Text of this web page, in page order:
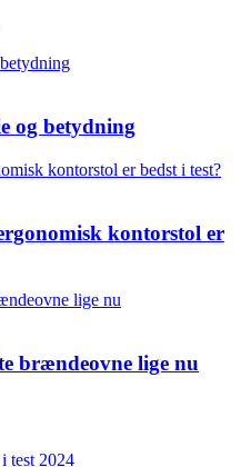
og betydning
kontorstol er
brændeovne lige nu